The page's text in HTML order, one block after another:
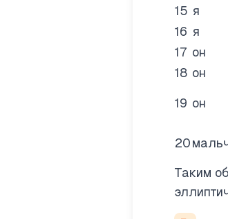
15 я
16 я
17 он
18 он
19 он
20
Таким